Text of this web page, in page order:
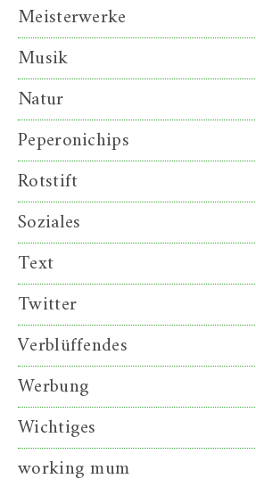
Meisterwerke
Musik
Natur
Peperonichips
Rotstift
Soziales
Text
Twitter
Verblüffendes
Werbung
Wichtiges
working mum